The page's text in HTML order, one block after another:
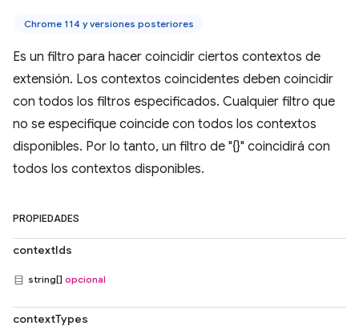
Chrome 114 y versiones posteriores
Es un filtro para hacer coincidir ciertos contextos de
extensión. Los contextos coincidentes deben coincidir
con todos los filtros especificados. Cualquier filtro que
no se especifique coincide con todos los contextos
disponibles. Por lo tanto, un filtro de "{}" coincidirá con
todos los contextos disponibles.
PROPIEDADES
contextIds
string[] opcional
contextTypes